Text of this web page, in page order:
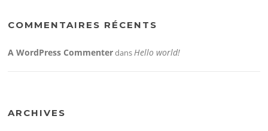
COMMENTAIRES RÉCENTS
A WordPress CommenterdansHello world!
ARCHIVES